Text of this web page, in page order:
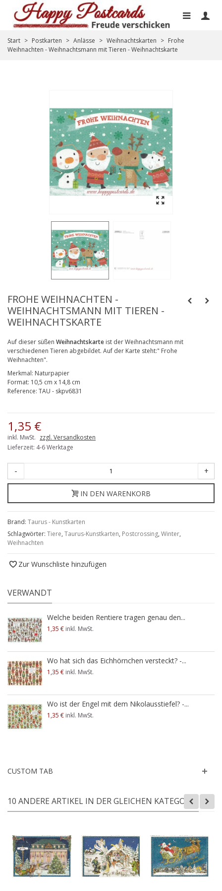
Start > Postkarten > Anlässe > Weihnachtskarten > Frohe
Weihnachten - Weihnachtsmann mit Tieren - Weihnachtskarte
FROHE WEIHNACHTEN -
WEIHNACHTSMANN MIT TIEREN -
WEIHNACHTSKARTE
Auf dieser süßen Weihnachtskarte ist der Weihnachtsmann mit
verschiedenen Tieren abgebildet. Auf der Karte steht:" Frohe
Weihnachten".
Merkmal: Naturpapier
Format: 10,5 cm x 14,8 cm
Reference: TAU - skpv6831
1,35 €
inkl. MwSt. zzgl. Versandkosten
Lieferzeit: 4-6 Werktage
- +
IN DEN WARENKORB
Brand: Taurus - Kunstkarten
Schlagwörter: Tiere, Taurus-Kunstkarten, Postcrossing, Winter,
Weihnachten
Zur Wunschliste hinzufügen
VERWANDT
Welche beiden Rentiere tragen genau den...
1,35 € inkl. MwSt.
Wo hat sich das Eichhörnchen versteckt? -...
1,35 € inkl. MwSt.
Wo ist der Engel mit dem Nikolausstiefel? -...
1,35 € inkl. MwSt.
CUSTOM TAB
10 ANDERE ARTIKEL IN DER GLEICHEN KATEGORIE: